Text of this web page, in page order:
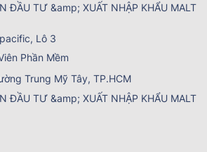
Lô 3
Phần Mềm
Trung Mỹ Tây, TP.HCM